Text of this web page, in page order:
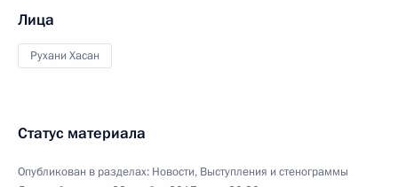
Лица
Рухани Хасан
Статус материала
Опубликован в разделах: Новости, Выступления и стенограммы